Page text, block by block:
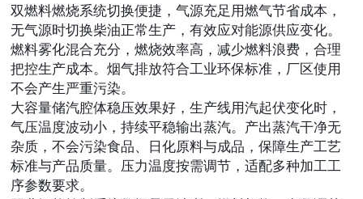
双燃料燃烧系统切换便捷，气源充足用燃气节省成本，
无气源时切换柴油正常生产，有效应对能源供应变化。
燃料雾化混合充分，燃烧效率高，减少燃料浪费，合理
把控生产成本。烟气排放符合工业环保标准，厂区使用
不会产生严重污染。
大容量储汽腔体稳压效果好，生产线用汽起伏变化时，
气压温度波动小，持续平稳输出蒸汽。产出蒸汽干净无
杂质，不会污染食品、日化原料与成品，保障生产工艺
标准与产品质量。压力温度按需调节，适配多种加工工
序参数要求。